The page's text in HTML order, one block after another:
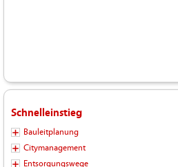
Schnelleinstieg
Bauleitplanung
Citymanagement
Entsorgungswege